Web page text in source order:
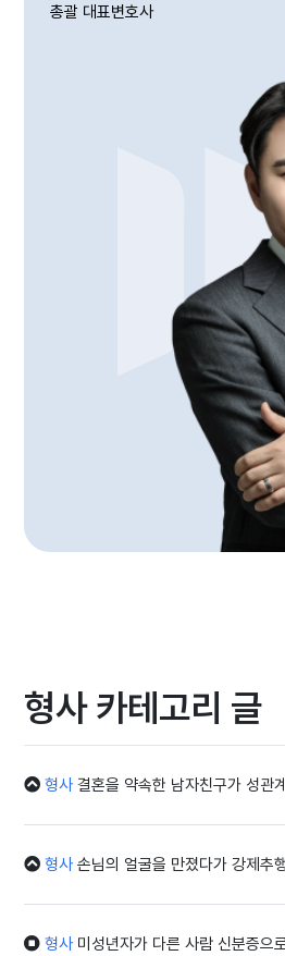
총괄 대표변호사
형사 카테고리 글
형사결혼을 약속한 남자친구가 성관
형사손님의 얼굴을 만졌다가 강제추
형사미성년자가 다른 사람 신분증으